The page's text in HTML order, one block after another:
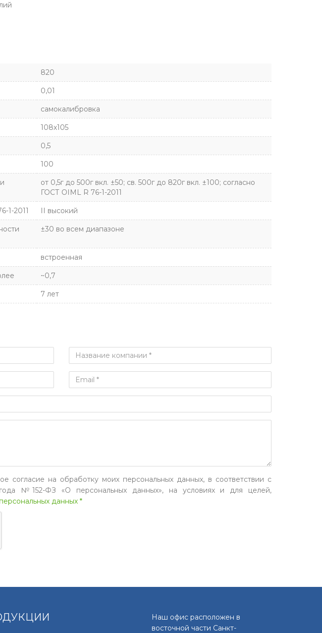
820
0,01
самокалибровка
108х105
0,5
100
от 0,5г до 500г вкл. ±50; св. 500г до 820г вкл. ±100; согласно
ГОСТ OIML R 76-1-2011
1-2011 II высокий
±30 во всем диапазоне
встроенная
~0,7
7 лет
согласие на обработку моих персональных данных, в соответствии с
№152-ФЗ «О персональных данных», на условиях и для целей,
данных *
Наш офис расположен в
восточной части Санкт-